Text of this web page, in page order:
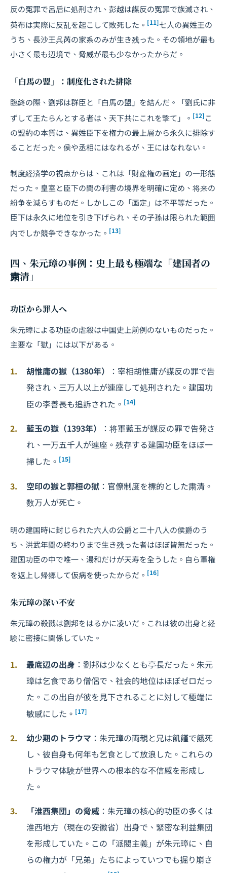
反の冤罪で呂后に処刑され、彭越は謀反の冤罪で族滅され、
英布は実際に反乱を起こして敗死した。 [11]七人の異姓王の
うち、長沙王呉芮の家系のみが生き残った。その領地が最も
小さく最も辺境で、脅威が最も少なかったからだ。
「白馬の盟」：制度化された排除
臨終の際、劉邦は群臣と「白馬の盟」を結んだ。「劉氏に非
ずして王たらんとする者は、天下共にこれを撃て」。 [12]こ
の盟約の本質は、異姓臣下を権力の最上層から永久に排除す
ることだった。侯や丞相にはなれるが、王にはなれない。
制度経済学の視点からは、これは「財産権の画定」の一形態
だった。皇室と臣下の間の利害の境界を明確に定め、将来の
紛争を減らすものだ。しかしこの「画定」は不平等だった。
臣下は永久に地位を引き下げられ、その子孫は限られた範囲
内でしか競争できなかった。 [13]
四、朱元璋の事例：史上最も極端な「建国者の
粛清」
功臣から罪人へ
朱元璋による功臣の虐殺は中国史上前例のないものだった。
主要な「獄」には以下がある。
胡惟庸の獄（1380年）
：宰相胡惟庸が謀反の罪で告
発され、三万人以上が連座して処刑された。建国功
臣の李善長も追訴された。 [14]
藍玉の獄（1393年）
：将軍藍玉が謀反の罪で告発さ
れ、一万五千人が連座。残存する建国功臣をほぼ一
掃した。 [15]
空印の獄と郭桓の獄 ：官僚制度を標的とした粛清。
数万人が死亡。
明の建国時に封じられた六人の公爵と二十八人の侯爵のう
ち、洪武年間の終わりまで生き残った者はほぼ皆無だった。
建国功臣の中で唯一、湯和だけが天寿を全うした。自ら軍権
を返上し帰郷して仮病を使ったからだ。 [16]
朱元璋の深い不安
朱元璋の殺戮は劉邦をはるかに凌いだ。これは彼の出身と経
験に密接に関係していた。
最底辺の出身 ：劉邦は少なくとも亭長だった。朱元
璋は乞食であり僧侶で、社会的地位はほぼゼロだっ
た。この出自が彼を見下されることに対して極端に
敏感にした。 [17]
幼少期のトラウマ ：朱元璋の両親と兄は飢饉で餓死
し、彼自身も何年も乞食として放浪した。これらの
トラウマ体験が世界への根本的な不信感を形成し
た。
「淮西集団」の脅威 ：朱元璋の核心的功臣の多くは
淮西地方（現在の安徽省）出身で、緊密な利益集団
を形成していた。この「派閥主義」が朱元璋に、自
らの権力が「兄弟」たちによっていつでも掘り崩さ